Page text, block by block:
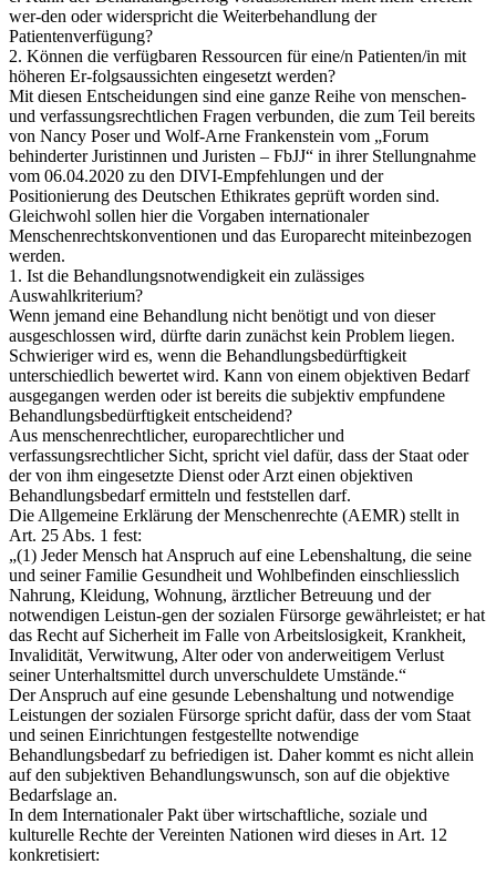
wer-den oder widerspricht die Weiterbehandlung der
Patientenverfügung?
2. Können die verfügbaren Ressourcen für eine/n Patienten/in mit
höheren Er-folgsaussichten eingesetzt werden?
Mit diesen Entscheidungen sind eine ganze Reihe von menschen-
und verfassungsrechtlichen Fragen verbunden, die zum Teil bereits
von Nancy Poser und Wolf-Arne Frankenstein vom „Forum
behinderter Juristinnen und Juristen – FbJJ“ in ihrer Stellungnahme
vom 06.04.2020 zu den DIVI-Empfehlungen und der
Positionierung des Deutschen Ethikrates geprüft worden sind.
Gleichwohl sollen hier die Vorgaben internationaler
Menschenrechtskonventionen und das Europarecht miteinbezogen
werden.
1. Ist die Behandlungsnotwendigkeit ein zulässiges
Auswahlkriterium?
Wenn jemand eine Behandlung nicht benötigt und von dieser
ausgeschlossen wird, dürfte darin zunächst kein Problem liegen.
Schwieriger wird es, wenn die Behandlungsbedürftigkeit
unterschiedlich bewertet wird. Kann von einem objektiven Bedarf
ausgegangen werden oder ist bereits die subjektiv empfundene
Behandlungsbedürftigkeit entscheidend?
Aus menschenrechtlicher, europarechtlicher und
verfassungsrechtlicher Sicht, spricht viel dafür, dass der Staat oder
der von ihm eingesetzte Dienst oder Arzt einen objektiven
Behandlungsbedarf ermitteln und feststellen darf.
Die Allgemeine Erklärung der Menschenrechte (AEMR) stellt in
Art. 25 Abs. 1 fest:
„(1) Jeder Mensch hat Anspruch auf eine Lebenshaltung, die seine
und seiner Familie Gesundheit und Wohlbefinden einschliesslich
Nahrung, Kleidung, Wohnung, ärztlicher Betreuung und der
notwendigen Leistun-gen der sozialen Fürsorge gewährleistet; er hat
das Recht auf Sicherheit im Falle von Arbeitslosigkeit, Krankheit,
Invalidität, Verwitwung, Alter oder von anderweitigem Verlust
seiner Unterhaltsmittel durch unverschuldete Umstände.“
Der Anspruch auf eine gesunde Lebenshaltung und notwendige
Leistungen der sozialen Fürsorge spricht dafür, dass der vom Staat
und seinen Einrichtungen festgestellte notwendige
Behandlungsbedarf zu befriedigen ist. Daher kommt es nicht allein
auf den subjektiven Behandlungswunsch, son auf die objektive
Bedarfslage an.
In dem Internationaler Pakt über wirtschaftliche, soziale und
kulturelle Rechte der Vereinten Nationen wird dieses in Art. 12
konkretisiert: